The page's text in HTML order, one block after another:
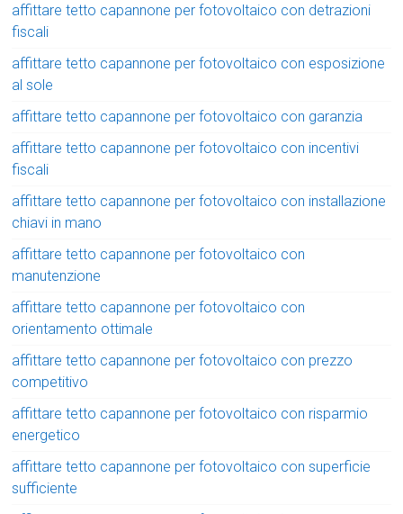
affittare tetto capannone per fotovoltaico con detrazioni
fiscali
affittare tetto capannone per fotovoltaico con esposizione
al sole
affittare tetto capannone per fotovoltaico con garanzia
affittare tetto capannone per fotovoltaico con incentivi
fiscali
affittare tetto capannone per fotovoltaico con installazione
chiavi in mano
affittare tetto capannone per fotovoltaico con
manutenzione
affittare tetto capannone per fotovoltaico con
orientamento ottimale
affittare tetto capannone per fotovoltaico con prezzo
competitivo
affittare tetto capannone per fotovoltaico con risparmio
energetico
affittare tetto capannone per fotovoltaico con superficie
sufficiente